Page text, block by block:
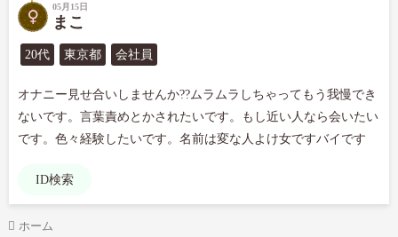
05月15日
まこ
20代 東京都 会社員
オナニー見せ合いしませんか??ムラムラしちゃってもう我慢でき
ないです。言葉責めとかされたいです。もし近い人なら会いたい
です。色々経験したいです。名前は変な人よけ女ですバイです
ID検索
ホーム